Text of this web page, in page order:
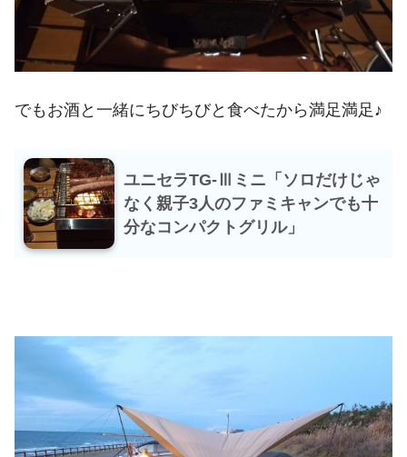
でもお酒と一緒にちびちびと食べたから満足満足♪
ユニセラTG-Ⅲミニ「ソロだけじゃ
なく親子3人のファミキャンでも十
分なコンパクトグリル」